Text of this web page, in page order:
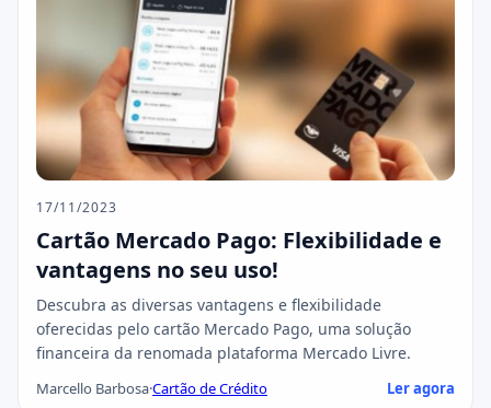
17/11/2023
Cartão Mercado Pago: Flexibilidade e
vantagens no seu uso!
Descubra as diversas vantagens e flexibilidade
oferecidas pelo cartão Mercado Pago, uma solução
financeira da renomada plataforma Mercado Livre.
Marcello Barbosa·Cartão de Crédito Ler agora